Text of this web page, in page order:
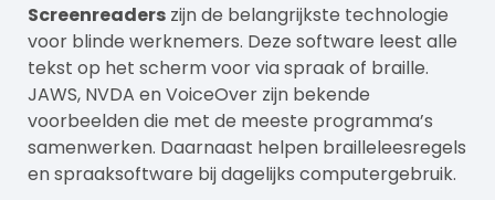
Screenreaders zijn de belangrijkste technologie
voor blinde werknemers. Deze software leest alle
tekst op het scherm voor via spraak of braille.
JAWS, NVDA en VoiceOver zijn bekende
voorbeelden die met de meeste programma’s
samenwerken. Daarnaast helpen brailleleesregels
en spraaksoftware bij dagelijks computergebruik.